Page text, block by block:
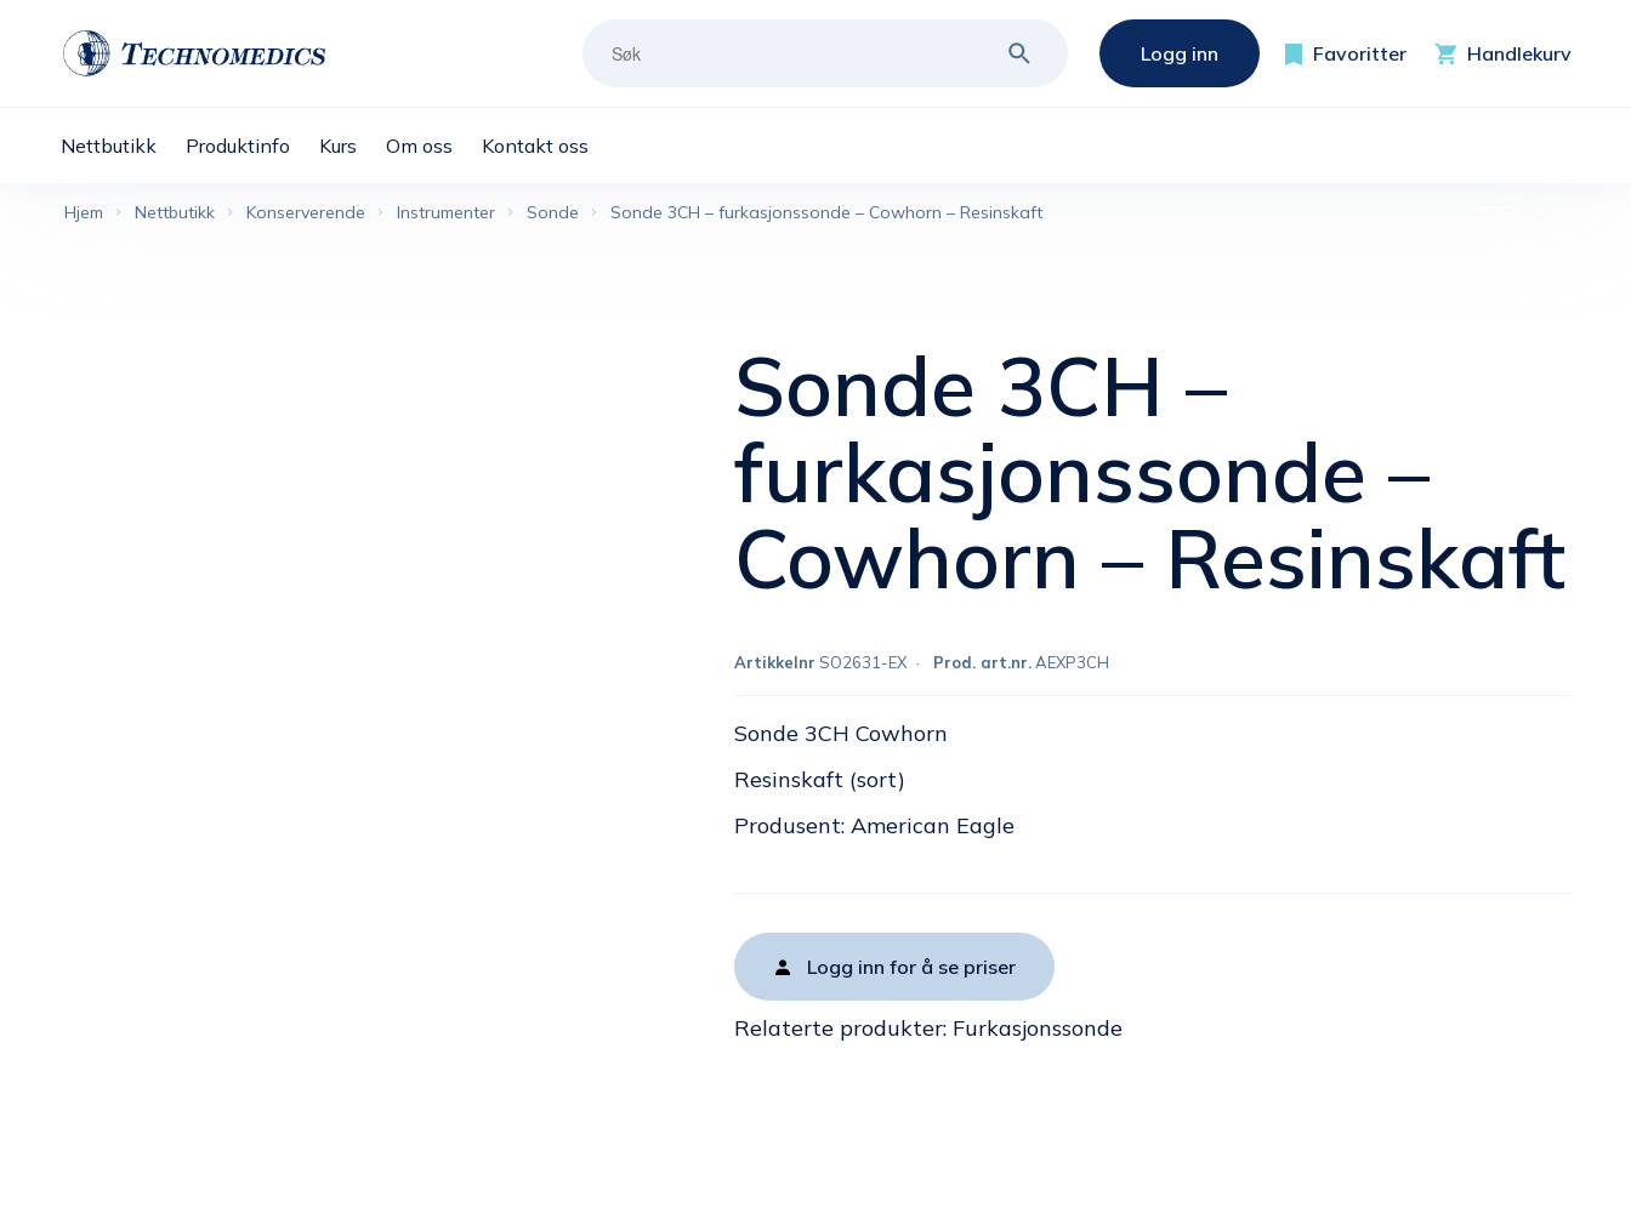
Logg inn Favoritter Handlekurv
Nettbutikk Produktinfo Kurs Om oss Kontakt oss
Hjem Nettbutikk Konserverende Instrumenter Sonde Sonde 3CH – furkasjonssonde – Cowhorn – Resinskaft
Sonde 3CH –
furkasjonssonde –
Cowhorn – Resinskaft
Artikkelnr SO2631-EX Prod. art.nr.AEXP3CH
Sonde 3CH Cowhorn
Resinskaft (sort)
Produsent: American Eagle
Logg inn for å se priser
Relaterte produkter: Furkasjonssonde